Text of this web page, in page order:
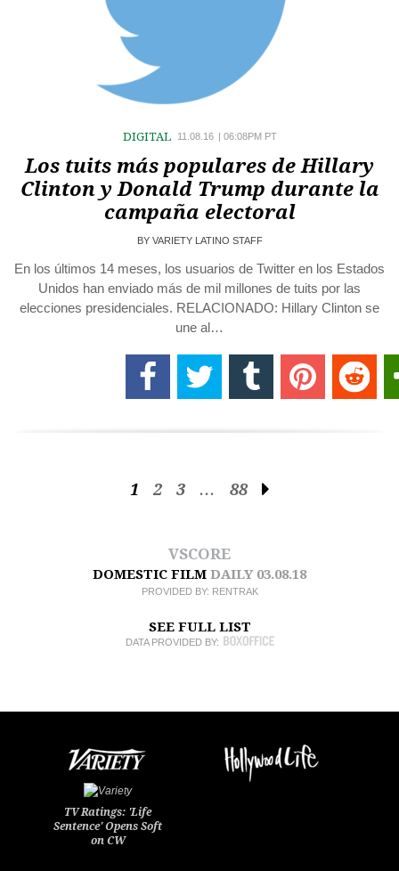
DIGITAL 11.08.16 06:08PM PT
Los tuits más populares de Hillary
Clinton y Donald Trump durante la
campaña electoral
BY VARIETY LATINO STAFF
En los últimos 14 meses, los usuarios de Twitter en los Estados
Unidos han enviado más de mil millones de tuits por las
elecciones presidenciales. RELACIONADO: Hillary Clinton se
une al…
1 2 3 … 88
VSCORE
DOMESTIC FILM DAILY 03.08.18
PROVIDED BY: RENTRAK
SEE FULL LIST
DATA PROVIDED BY:
TV Ratings: 'Life
Sentence' Opens Soft
on CW